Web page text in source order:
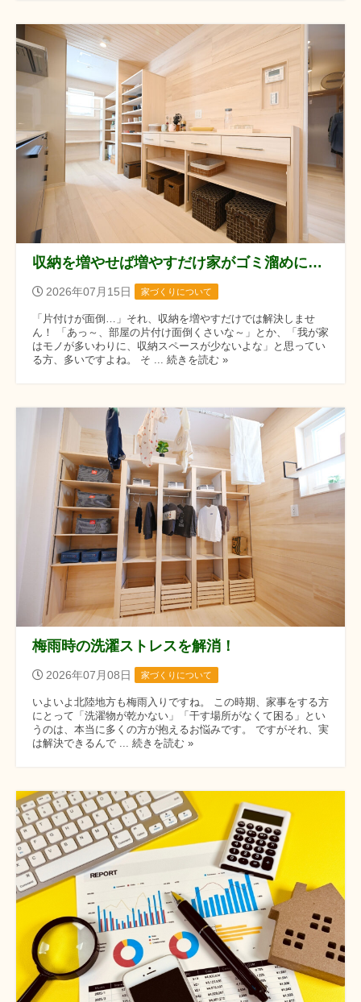
収納を増やせば増やすだけ家がゴミ溜めになる
2026年07月15日 家づくりについて
「片付けが面倒…」それ、収納を増やすだけでは解決しませ
ん！ 「あっ～、部屋の片付け面倒くさいな～」とか、「我が家
はモノが多いわりに、収納スペースが少ないよな」と思ってい
る方、多いですよね。 そ ... 続きを読む »
梅雨時の洗濯ストレスを解消！
2026年07月08日 家づくりについて
いよいよ北陸地方も梅雨入りですね。 この時期、家事をする方
にとって「洗濯物が乾かない」「干す場所がなくて困る」とい
うのは、本当に多くの方が抱えるお悩みです。 ですがそれ、実
は解決できるんで ... 続きを読む »